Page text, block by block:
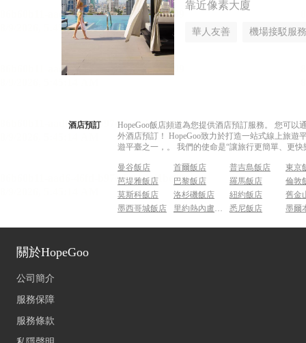
靠近像素大廈
華人友善 機場接駁服務
酒店預訂
HopeGoo飯店頻道為您提供酒店預訂服務。 您可
外酒店預訂！ HopeGoo致力於打造一站式線上旅
遊平臺之一，。 我們的使命是“讓旅行更簡單、更
曼谷飯店 首爾飯店 普吉島飯店
東京
芭堤雅飯店
巴黎飯店 羅馬飯店
倫敦
莫斯科飯店
洛杉磯飯店 紐約飯店
舊金
墨西哥城飯店
里約熱內盧飯店 悉尼飯店 墨爾
關於HopeGoo
公司簡介
服務保障
服務條款